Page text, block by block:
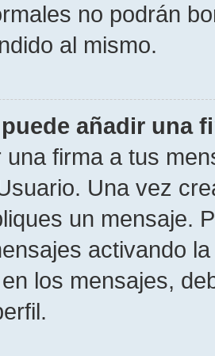
no podrán
al mismo.
añadir una
una firma a tus
Una vez
un mensaje.
activando
los mensajes,